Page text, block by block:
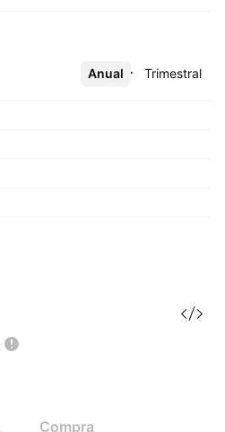
Anual Trimestral
Más
Compra